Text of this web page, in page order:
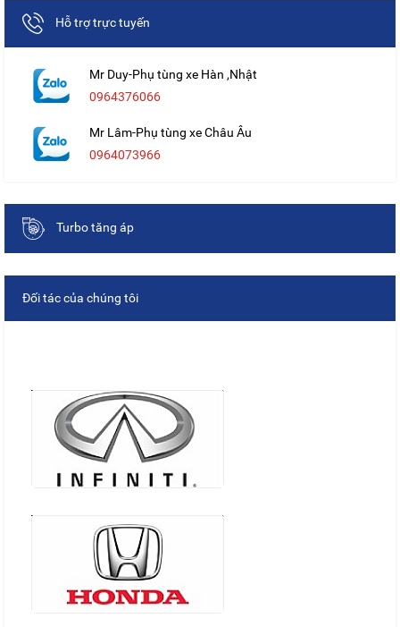
Hỗ trợ trực tuyến
Mr Duy-Phụ tùng xe Hàn ,Nhật
0964376066
Mr Lâm-Phụ tùng xe Châu Âu
0964073966
Turbo tăng áp
Đối tác của chúng tôi